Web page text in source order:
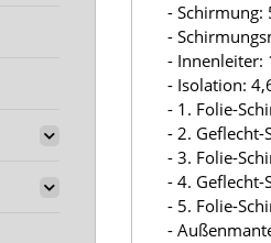
- Schirmung:
-
- Innenleiter:
- Isolation:
- 1. Folie-
- 2. Geflecht-
- 3. Folie-
- 4. Geflecht-
- 5. Folie-
-